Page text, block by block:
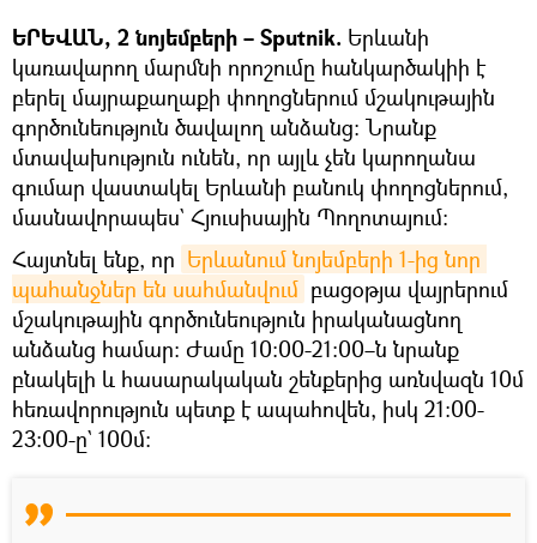
ԵՐԵՎԱՆ, 2 նոյեմբերի – Sputnik. Երևանի
կառավարող մարմնի որոշումը հանկարծակիի է
բերել մայրաքաղաքի փողոցներում մշակութային
գործունեություն ծավալող անձանց։ Նրանք
մտավախություն ունեն, որ այլև չեն կարողանա
գումար վաստակել Երևանի բանուկ փողոցներում,
մասնավորապես` Հյուսիսային Պողոտայում։
Հայտնել ենք, որ Երևանում նոյեմբերի 1-ից նոր
պահանջներ են սահմանվում բացօթյա վայրերում
մշակութային գործունեություն իրականացնող
անձանց համար: Ժամը 10:00-21:00–ն նրանք
բնակելի և հասարակական շենքերից առնվազն 10մ
հեռավորություն պետք է ապահովեն, իսկ 21:00-
23։00-ը` 100մ: